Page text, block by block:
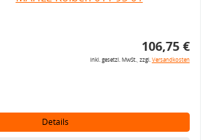
106,75 €
inkl. gesetzl. MwSt., zzgl.Versandkosten
Details